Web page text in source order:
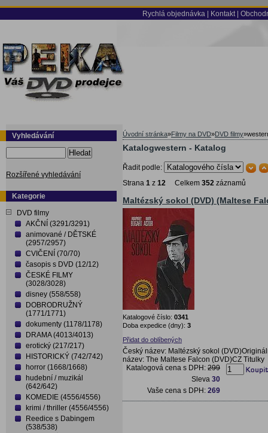
Rychlá objednávka Kontakt
Vyhledávání
Hledat
Rozšířené vyhledávání
Kategorie
DVD filmy
AKČNÍ (3291/3291)
animované / DĚTSKÉ
(2957/2957)
CVIČENÍ (70/70)
časopis s DVD (12/12)
ČESKÉ FILMY
(3028/3028)
disney (558/558)
DOBRODRUŽNÝ
(1771/1771)
dokumenty (1178/1178)
DRAMA (4013/4013)
erotický (217/217)
HISTORICKÝ (742/742)
horror (1668/1668)
hudební / muzikál
(642/642)
KOMEDIE (4556/4556)
krimi / thriller (4556/4556)
Reedice s Dabingem
(538/538)
Úvodní stránka»Filmy na DVD»DVD filmy»
Katalogwestern - Katalog
Řadit podle:
Strana 1 z 12 Celkem 352 záznamů
Maltézský sokol (DVD) (Maltese
Katalogové číslo: 0341
Doba expedice (dny): 3
Přidat do oblíbených
Český název: Maltézský sokol
název: The Maltese Falcon (DVD)CZ Titulky
Katalogová cena s DPH: 299
Sleva 30
Vaše cena s DPH: 269